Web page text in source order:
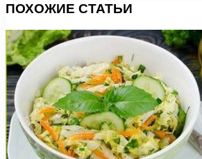
ПОХОЖИЕ СТАТЬИ